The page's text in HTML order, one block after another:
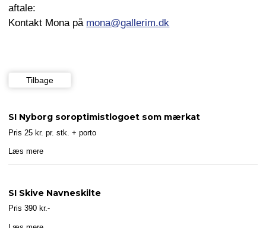
aftale:
Kontakt Mona på mona@gallerim.dk
Tilbage
SI Nyborg soroptimistlogoet som mærkat
Pris 25 kr. pr. stk. + porto
Læs mere
SI Skive Navneskilte
Pris 390 kr.-